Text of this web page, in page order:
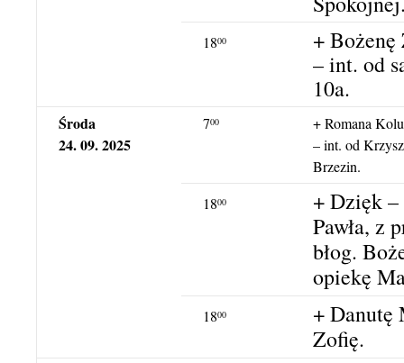
1800
+
– int. od
10a.
Środa
24. 09. 2025
700
+ Romana
– int. od
Brzezin.
1800
+ Dzięk –
Pawła, z
błog.
opiekę
1800
+ Danutę
Zofię.